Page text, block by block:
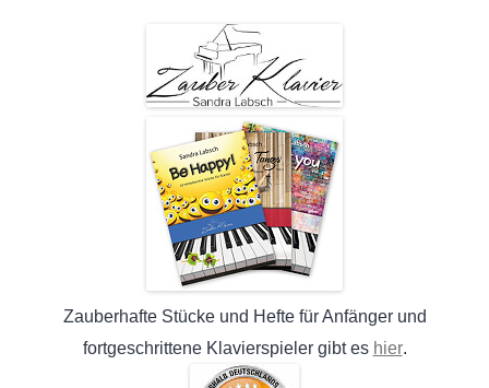
Zauberhafte Stücke und Hefte für Anfänger und
fortgeschrittene Klavierspieler gibt es hier.